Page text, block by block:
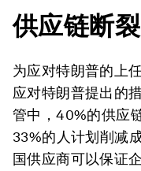
供应链断裂
为应对特朗普的上
应对特朗普提出的
管中，40%的供应
33%的人计划削减
国供应商可以保证